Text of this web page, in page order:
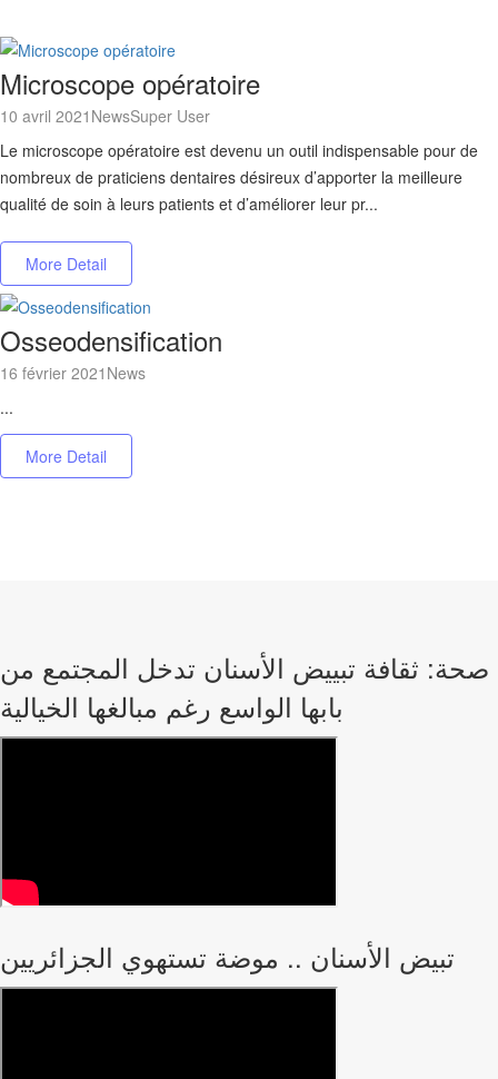
Microscope opératoire
10 avril 2021 NewsSuper User
Le microscope opératoire est devenu un outil indispensable pour de
nombreux de praticiens dentaires désireux d’apporter la meilleure
qualité de soin à leurs patients et d’améliorer leur pr...
More Detail
Osseodensification
16 février 2021 News
...
More Detail
صحة: ثقافة تبييض الأسنان تدخل المجتمع من
بابها الواسع رغم مبالغها الخيالية
تبيض الأسنان .. موضة تستهوي الجزائريين